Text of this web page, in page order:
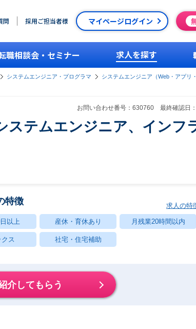
問 採用ご担当者様 マイページログイン
職相談会・セミナー 求人を探す
システムエンジニア・プログラマ
システムエンジニア（Web・アプリ
お問い合わせ番号：630760 最終確認日
ステムエンジニア、インフ
特徴 求人の特
以上 産休・育休あり 月残業20時間以内
クス 社宅・住宅補助
介してもらう